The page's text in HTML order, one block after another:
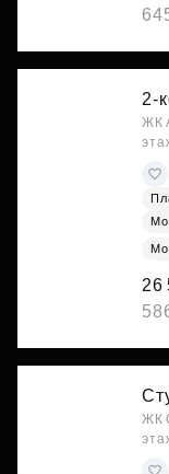
2-
ЖК
26
ЖК